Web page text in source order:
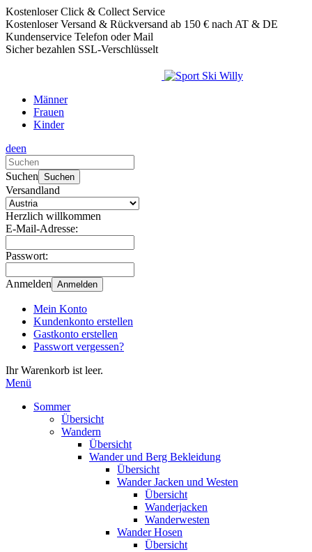
Kostenloser Click & Collect Service
Kostenloser Versand & Rückversand ab 150 € nach AT & DE
Kundenservice Telefon oder Mail
Sicher bezahlen SSL-Verschlüsselt
Männer
Frauen
Kinder
deen
die
nach
oben
unten,
um
das
können
Touch-
und
Streichgesten
verwenden.
Suchen Suchen
Versandland
Herzlich willkommen
E-Mail-Adresse:
Passwort:
Anmelden Anmelden
Mein Konto
Kundenkonto erstellen
Gastkonto erstellen
Passwort vergessen?
Ihr Warenkorb ist leer.
Menü
Sommer
Übersicht
Wandern
Übersicht
Wander und Berg Bekleidung
Übersicht
Wander Jacken und Westen
Übersicht
Wanderjacken
Wanderwesten
Wander Hosen
Übersicht